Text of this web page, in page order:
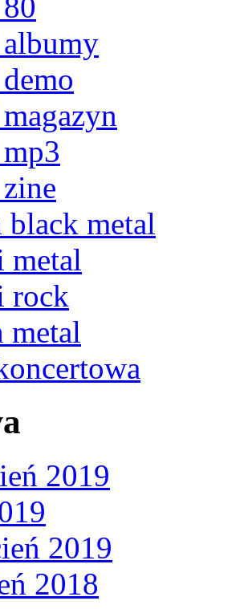
black metal
metal
rock
metal
2019
2019
2018